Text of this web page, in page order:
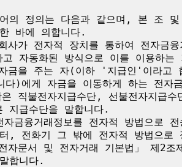
의 정의는 다음과 같으며, 본 조 및
바에 의합니다.
가 전자적 장치를 통하여 전자금
자동화된 방식으로 이를 이용하는
을 주는 자(이하 '지급인'이라고
)에게 자금을 이동하게 하는 전자
직불전자지급수단, 선불전자지급
지급수단을 말합니다.
융거래정보를 전자적 방법으로 전
, 전화기 그 밖에 전자적 방법으로
문서 및 전자거래 기본법」 제2조
합니다.